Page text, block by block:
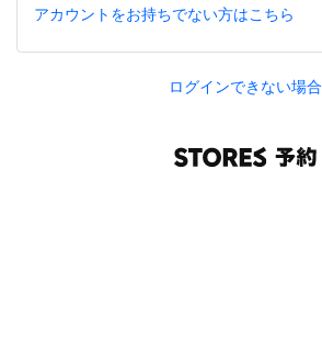
アカウントをお持ちでない方はこちら
ログインできない場合